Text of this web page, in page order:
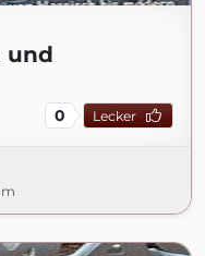
und
0 Lecker